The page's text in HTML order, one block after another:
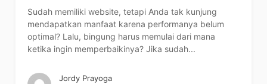
Sudah memiliki website, tetapi Anda tak kunjung
mendapatkan manfaat karena performanya belum
optimal? Lalu, bingung harus memulai dari mana
ketika ingin memperbaikinya? Jika sudah...
Jordy Prayoga